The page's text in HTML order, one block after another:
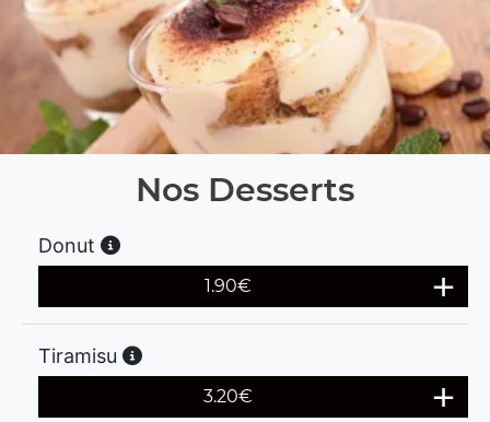
Nos Desserts
Donut
1.90€
Tiramisu
3.20€